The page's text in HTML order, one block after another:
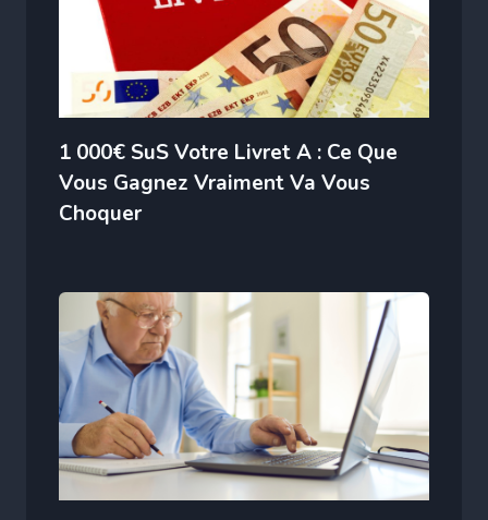
1 000€ SuS Votre Livret A : Ce Que
Vous Gagnez Vraiment Va Vous
Choquer